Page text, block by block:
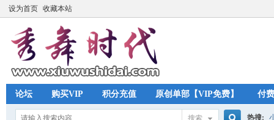
设为首页 收藏本站
论坛 购买VIP 积分充值 原创单部【VIP免费】 付
搜索 热搜: